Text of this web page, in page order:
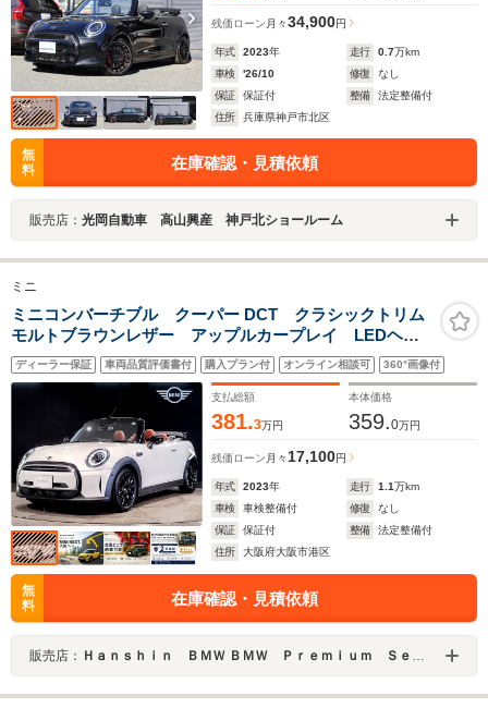
残価ローン 月々34,900円
年式 2023年 走行 0.7万km
車検
'26/10 修復
なし
保証
保証付 整備
法定整備付
住所
兵庫県神戸市北区
無
料
在庫確認・見積依頼
販売店： 光岡自動車 高山興産 神戸北ショールーム
ミニ
ミニコンバーチブル クーパー DCT クラシックトリム
モルトブラウンレザー アップルカープレイ LEDヘッ
ドライト バックカメラ コンフォートアクセス シー
トヒーター 前後PDCセンサー ミラー型ETC デジタ
ルメーター 16インチアルミ
ディーラー保証 車両品質評価書付 購入プラン付 オンライン相談可 360°画像付
支払総額
381.3万円
本体価格
359.0万円
残価ローン 月々17,100円
年式 2023年 走行 1.1万km
車検
車検整備付 修復
なし
保証
保証付 整備
法定整備付
住所
大阪府大阪市港区
無
料
在庫確認・見積依頼
販売店： Ｈａｎｓｈｉｎ ＢＭＷ ＢＭＷ Ｐｒｅｍｉｕｍ Ｓｅｌｅｃｔｉｏｎ 大阪ベイ